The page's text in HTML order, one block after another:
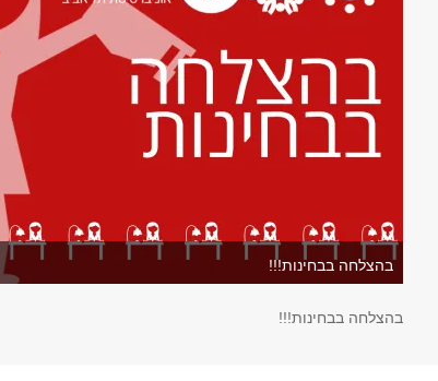
בהצלחה בבחינות!!!
בהצלחה בבחינות!!!